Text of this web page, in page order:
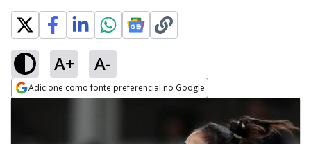
A+ A-
Adicione como fonte preferencial no Google